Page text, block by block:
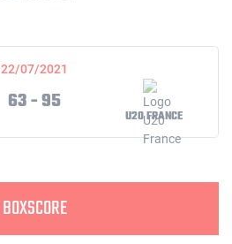
22/07/2021
63 - 95
U20 FRANCE
BOXSCORE